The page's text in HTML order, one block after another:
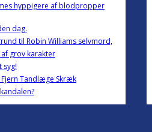
hyppigere af blodpropper
dag.
til Robin Williams selvmord,
grov karakter
syg!
Tandlæge Skræk